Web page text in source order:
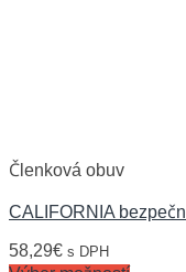
Členková obuv
CALIFORNIA
58,29€ s DPH